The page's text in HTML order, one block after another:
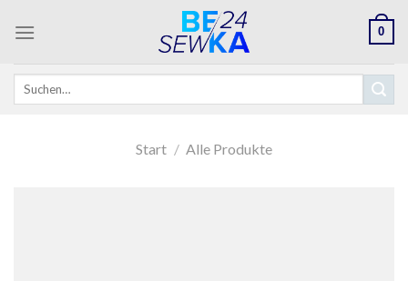
0
Suchen
Start / Alle Produkte